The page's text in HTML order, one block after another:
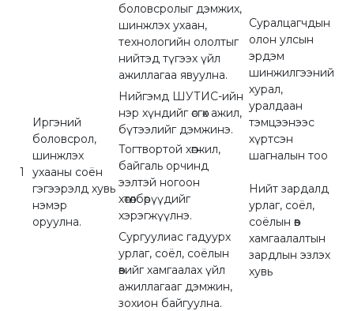
1
Иргэний
боловсрол,
шинжлэх
ухааны соён
гэгээрэлд хувь
нэмэр
оруулна.
боловсролыг дэмжих,
шинжлэх ухаан,
технологийн ололтыг
нийтэд түгээх үйл
ажиллагаа явуулна.
Суралцагчдын
олон улсын
эрдэм
шинжилгээний
хурал,
уралдаан
тэмцээнээс
хүртсэн
шагналын тоо
Нийт зардалд
урлаг, соёл,
соёлын өв
хамгаалалтын
зардлын эзлэх
хувь
Нийгэмд ШУТИС-ийн
нэр хүндийг өсгөх ажил,
бүтээлийг дэмжинэ.
Тогтвортой хөгжил,
байгаль орчинд
ээлтэй ногоон
хөтөлбөрүүдийг
хэрэгжүүлнэ.
Сургуулиас гадуурх
урлаг, соёл, соёлын
өвийг хамгаалах үйл
ажиллагааг дэмжин,
зохион байгуулна.